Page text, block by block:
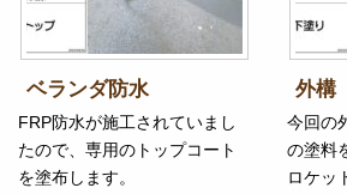
ベランダ防水
FRP防水が施工されていまし
たので、専用のトップコート
を塗布します。
外構
今回の
の塗料
ロケッ